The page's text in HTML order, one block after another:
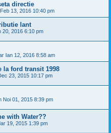
directie
13, 2016 10:40 pm
lant
20, 2016 6:10 pm
Ian 12, 2016 8:58 am
la ford transit 1998
23, 2015 10:17 pm
Noi 01, 2015 8:39 pm
with Water??
19, 2015 1:39 pm